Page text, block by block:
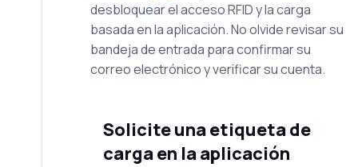
desbloquear el acceso RFID y la carga
basada en la aplicación. No olvide revisar su
bandeja de entrada para confirmar su
correo electrónico y verificar su cuenta.
Solicite una etiqueta de
carga en la aplicación